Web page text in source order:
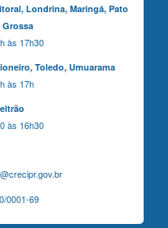
Londrina, Maringá,Pato
Grossa
às 17h30
Toledo, Umuarama
às 17h
às 16h30
0001-69